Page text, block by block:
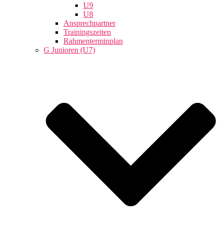
U9
U8
Ansprechpartner
Trainingszeiten
Rahmenterminplan
G Junioren (U7)